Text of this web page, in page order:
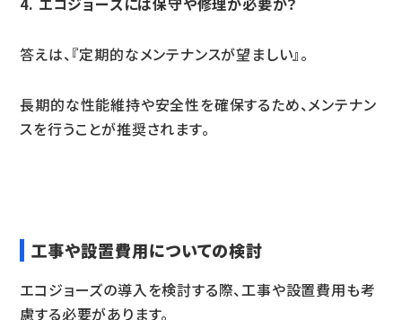
答えは、『定期的なメンテナンスが望ましい』。
長期的な性能維持や安全性を確保するため、メンテナン
スを行うことが推奨されます。
工事や設置費用についての検討
エコジョーズの導入を検討する際、工事や設置費用も考
慮する必要があります。